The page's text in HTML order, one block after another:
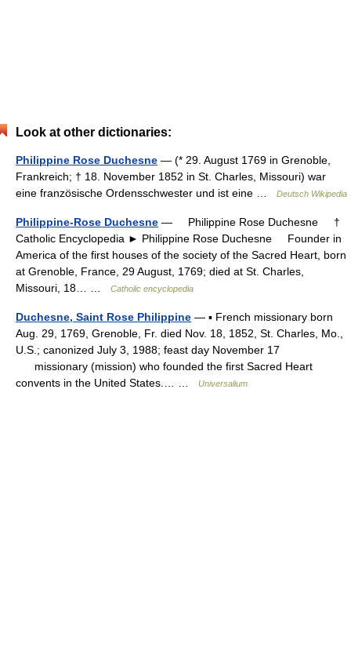
Look at other dictionaries:
Philippine Rose Duchesne — (* 29. August 1769 in Grenoble,
Frankreich; † 18. November 1852 in St. Charles, Missouri) war
eine französische Ordensschwester und ist eine …
Deutsch Wikipedia
Philippine-Rose Duchesne — Philippine Rose Duchesne †
Catholic Encyclopedia ► Philippine Rose Duchesne Founder in
America of the first houses of the society of the Sacred Heart, born
at Grenoble, France, 29 August, 1769; died at St. Charles,
Missouri, 18… …
Catholic encyclopedia
Duchesne, Saint Rose Philippine — ▪ French missionary born
Aug. 29, 1769, Grenoble, Fr. died Nov. 18, 1852, St. Charles, Mo.,
U.S.; canonized July 3, 1988; feast day November 17
missionary (mission) who founded the first Sacred Heart
convents in the United States.… …
Universalium